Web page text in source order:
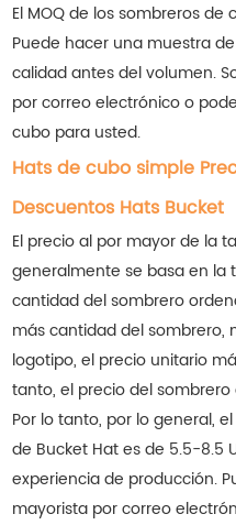
El MOQ de los sombreros de
Puede hacer una muestra
calidad antes del volumen.
por correo electrónico o
cubo para usted.
Hats de cubo simple
Descuentos Hats Bucket
El precio al por mayor de la
generalmente se basa en la
cantidad del sombrero
más cantidad del sombrero,
logotipo, el precio unitario
tanto, el precio del
Por lo tanto, por lo general,
de Bucket Hat es de 5.5-8.5
experiencia de producción.
mayorista por correo